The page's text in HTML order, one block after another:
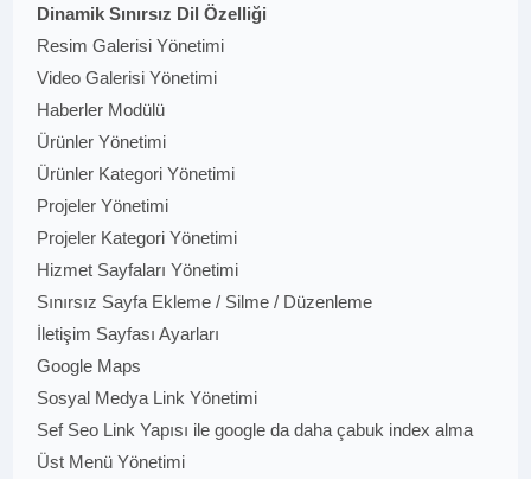
Dinamik Sınırsız Dil Özelliği
Resim Galerisi Yönetimi
Video Galerisi Yönetimi
Haberler Modülü
Ürünler Yönetimi
Ürünler Kategori Yönetimi
Projeler Yönetimi
Projeler Kategori Yönetimi
Hizmet Sayfaları Yönetimi
Sınırsız Sayfa Ekleme / Silme / Düzenleme
İletişim Sayfası Ayarları
Google Maps
Sosyal Medya Link Yönetimi
Sef Seo Link Yapısı ile google da daha çabuk index alma
Üst Menü Yönetimi